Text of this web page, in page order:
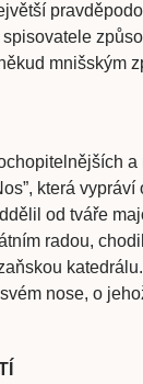
mnišským
která
od tváře
radou,
nose, o